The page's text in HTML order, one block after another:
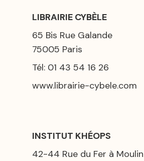
LIBRAIRIE CYBÈLE
65 Bis Rue Galande
75005 Paris
Tél: 01 43 54 16 26
www.librairie-cybele.com
INSTITUT KHÉOPS
42-44 Rue du Fer à Moulin